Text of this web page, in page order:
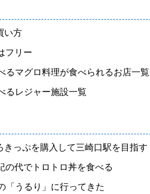
い方
フリー
るマグロ料理が食べられるお店一覧
るレジャー施設一覧
っぷを購入して三崎口駅を目指す
の代でトロトロ丼を食べる
「うるり」に行ってきた